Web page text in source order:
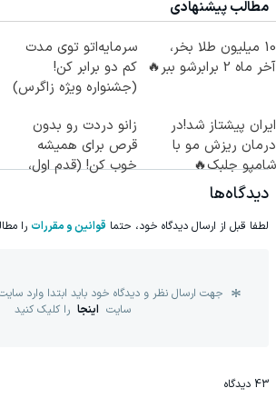
مطالب پیشنهادی
10 میلیون طلا بخر،
آخر ماه 2 برابرشو ببر🔥
سرمایه‌اتو توی مدت
کم دو برابر کن!
(جشنواره ویژه زاگرس)
ایران پیشتاز شد!در
درمان ریزش مو با
شامپو جلبک🔥
زانو دردت رو بدون
قرص برای همیشه
خوب کن! (قدم اول،
دیدگاه‌ها
لطفا قبل از ارسال دیدگاه خود، حتما قوانین و مقررات را
جهت ارسال نظر و دیدگاه خود باید ابتدا وارد
سایت اینجا را کلیک کنید
43 دیدگاه